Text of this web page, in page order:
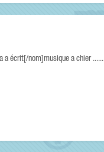
écrit[/nom]musique a chier ......